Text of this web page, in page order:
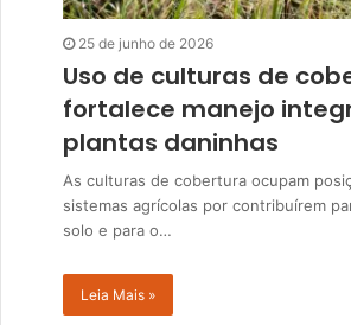
25 de junho de 2026
Uso de culturas de
fortalece manejo
plantas daninhas
As culturas de cobertura ocupam
sistemas agrícolas por contribuírem
solo e para o…
Leia Mais »